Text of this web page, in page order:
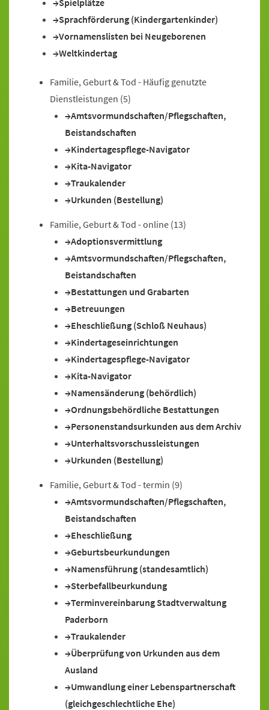
Spielplätze
Sprachförderung (Kindergartenkinder)
Vornamenslisten bei Neugeborenen
Weltkindertag
Familie, Geburt & Tod - Häufig genutzte
Dienstleistungen (5)
Amtsvormundschaften/Pflegschaften,
Beistandschaften
Kindertagespflege-Navigator
Kita-Navigator
Traukalender
Urkunden (Bestellung)
Familie, Geburt & Tod - online (13)
Adoptionsvermittlung
Amtsvormundschaften/Pflegschaften,
Beistandschaften
Bestattungen und Grabarten
Betreuungen
Eheschließung (Schloß Neuhaus)
Kindertageseinrichtungen
Kindertagespflege-Navigator
Kita-Navigator
Namensänderung (behördlich)
Ordnungsbehördliche Bestattungen
Personenstandsurkunden aus dem Archiv
Unterhaltsvorschussleistungen
Urkunden (Bestellung)
Familie, Geburt & Tod - termin (9)
Amtsvormundschaften/Pflegschaften,
Beistandschaften
Eheschließung
Geburtsbeurkundungen
Namensführung (standesamtlich)
Sterbefallbeurkundung
Terminvereinbarung Stadtverwaltung
Paderborn
Traukalender
Überprüfung von Urkunden aus dem
Ausland
Umwandlung einer Lebenspartnerschaft
(gleichgeschlechtliche Ehe)